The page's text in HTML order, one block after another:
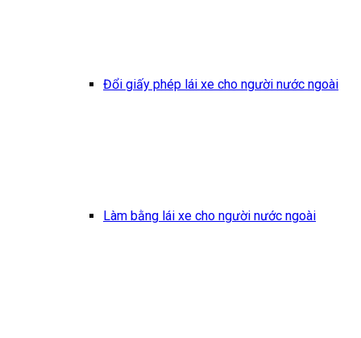
Đổi giấy phép lái xe cho người nước ngoài
Làm bằng lái xe cho người nước ngoài